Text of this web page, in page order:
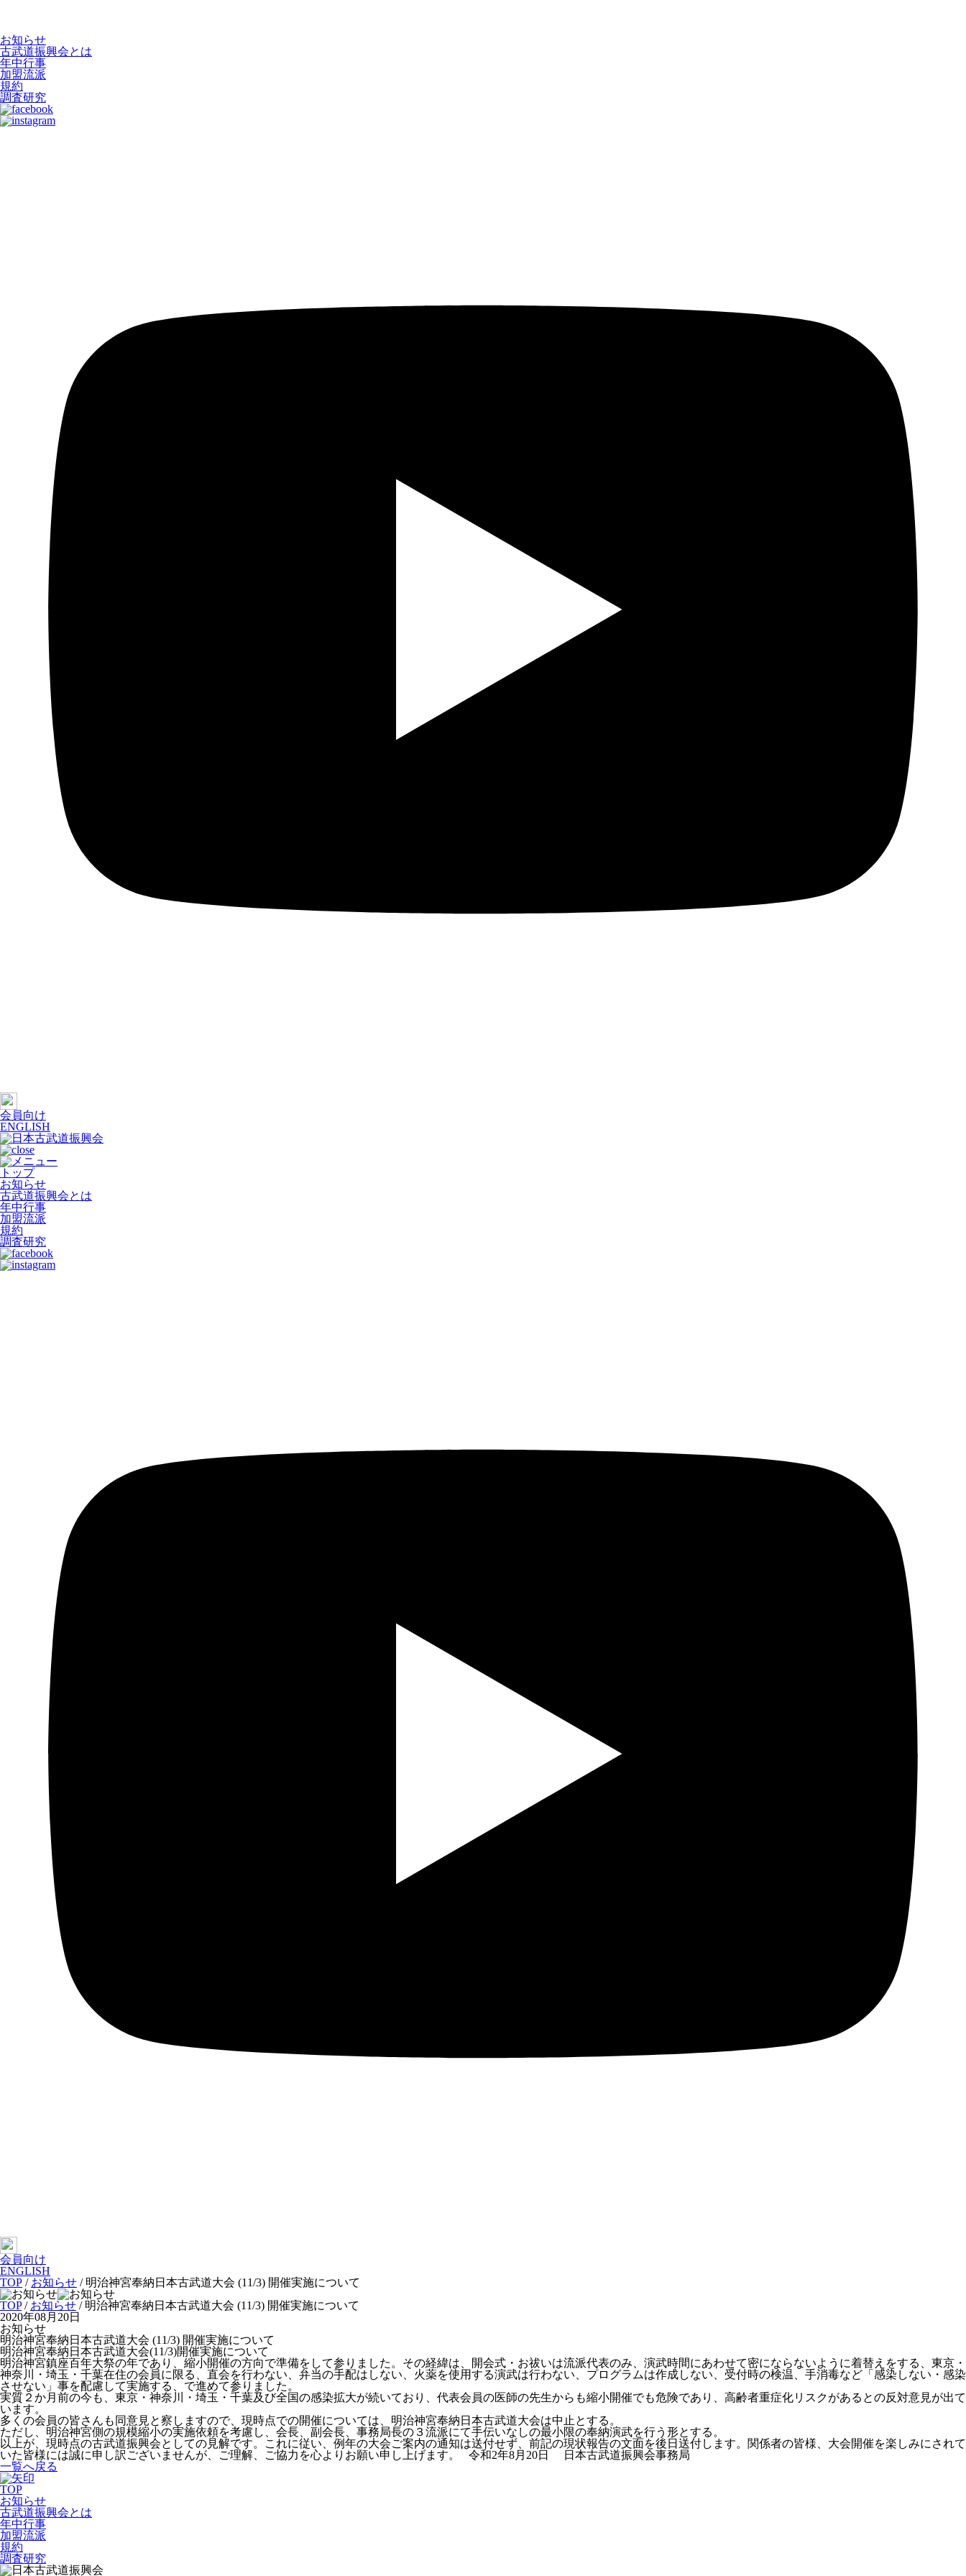
お知らせ
古武道振興会とは
年中行事
加盟流派
規約
調査研究
会員向け
ENGLISH
トップ
お知らせ
古武道振興会とは
年中行事
加盟流派
規約
調査研究
会員向け
ENGLISH
TOP / お知らせ / 明治神宮奉納日本古武道大会 (11/3) 開催実施について
TOP/ お知らせ / 明治神宮奉納日本古武道大会 (11/3) 開催実施について
2020年08月20日
お知らせ
明治神宮奉納日本古武道大会 (11/3) 開催実施について
明治神宮奉納日本古武道大会(11/3)開催実施について
明治神宮鎮座百年大祭の年であり、縮小開催の方向で準備をして参りました。その経緯は、開会式・お祓いは流派代表のみ、演武時間にあわせて密にならないように着替えをする、東京・
神奈川・埼玉・千葉在住の会員に限る、直会を行わない、弁当の手配はしない、火薬を使用する演武は行わない、プログラムは作成しない、受付時の検温、手消毒など「感染しない・感染
させない」事を配慮して実施する、で進めて参りました。
実質２か月前の今も、東京・神奈川・埼玉・千葉及び全国の感染拡大が続いており、代表会員の医師の先生からも縮小開催でも危険であり、高齢者重症化リスクがあるとの反対意見が出て
います。
多くの会員の皆さんも同意見と察しますので、現時点での開催については、 明治神宮奉納日本古武道大会は中止 とする。
ただし、明治神宮側の規模縮小の実施依頼を考慮し、会長、副会長、事務局長の３流派にて手伝いなしの最小限の奉納演武を行う形とする。
以上が、現時点の古武道振興会としての見解です。これに従い、例年の大会ご案内の通知は送付せず、前記の現状報告の文面を後日送付します。関係者の皆様、大会開催を楽しみにされて
いた皆様には誠に申し訳ございませんが、ご理解、ご協力を心よりお願い申し上げます。 令和2年8月20日 日本古武道振興会事務局
一覧へ戻る
TOP
お知らせ
古武道振興会とは
年中行事
加盟流派
規約
調査研究